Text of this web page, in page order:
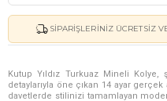
SIPARIŞLERINIZ ÜCRETSIZ
Kutup Yıldız Turkuaz Mineli Kolye,
detaylarıyla öne çıkan 14 ayar
davetlerde stilinizi tamamlayan